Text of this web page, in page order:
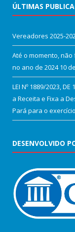
ÚLTIMAS
Vereadores 2025-
Até o momento,
no ano de 2024 10
LEI Nº 1889/2023, DE
a Receita e Fixa a
Pará para o
DESENVOLVIDO